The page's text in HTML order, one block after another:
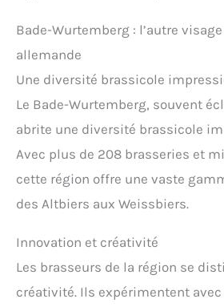
Bade-Wurtemberg : l’autre
allemande
Une diversité brassicole
Le Bade-Wurtemberg, souvent
abrite une diversité brassicole
Avec plus de 208 brasseries et
cette région offre une vaste
des Altbiers aux Weissbiers.
Innovation et créativité
Les brasseurs de la région se
créativité. Ils expérimentent avec